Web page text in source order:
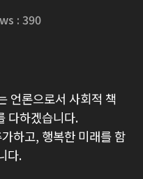
: 390
언론으로서 사회적 책
다하겠습니다.
하고, 행복한 미래를 함
다.